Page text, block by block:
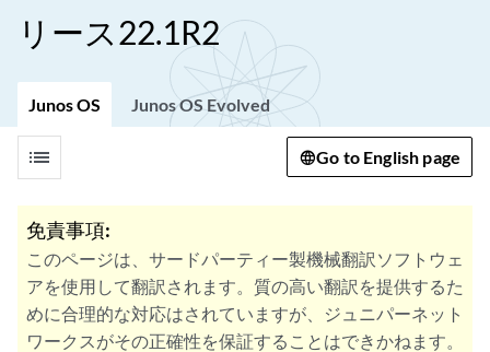
リース22.1R2
Junos OS Junos OS Evolved
list Go to English page
免責事項:
このページは、サードパーティー製機械翻訳ソフトウェ
アを使用して翻訳されます。質の高い翻訳を提供するた
めに合理的な対応はされていますが、ジュニパーネット
ワークスがその正確性を保証することはできかねます。